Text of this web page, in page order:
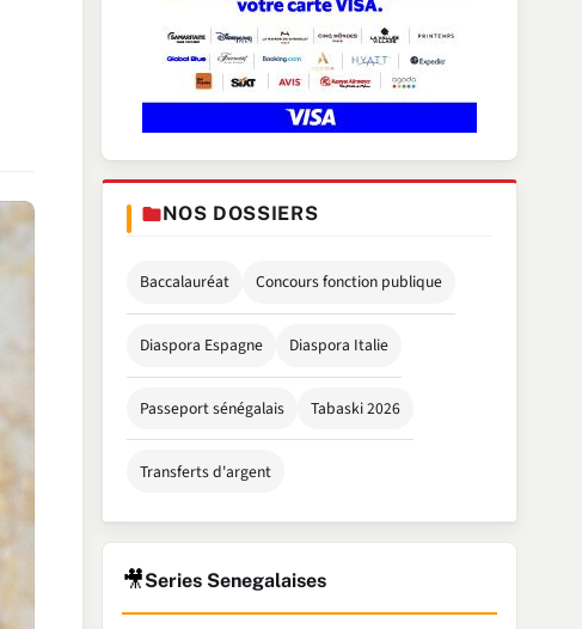
NOS DOSSIERS
Baccalauréat Concours fonction publique
Diaspora Espagne Diaspora Italie
Passeport sénégalais Tabaski 2026
Transferts d'argent
🎥Series Senegalaises